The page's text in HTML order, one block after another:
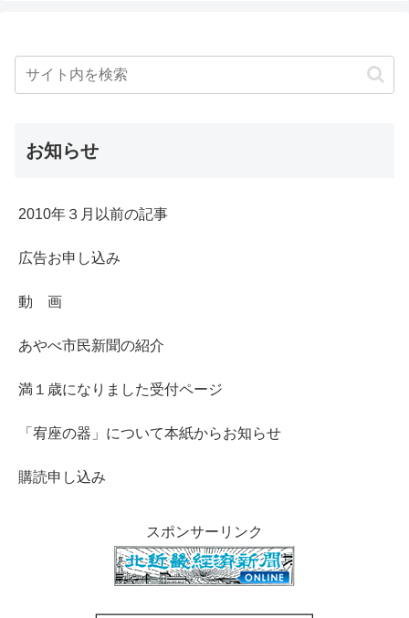
お知らせ
2010年３月以前の記事
広告お申し込み
動 画
あやべ市民新聞の紹介
満１歳になりました受付ページ
「宥座の器」について本紙からお知らせ
購読申し込み
スポンサーリンク